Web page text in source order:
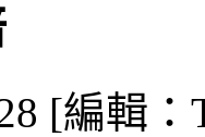
[編輯